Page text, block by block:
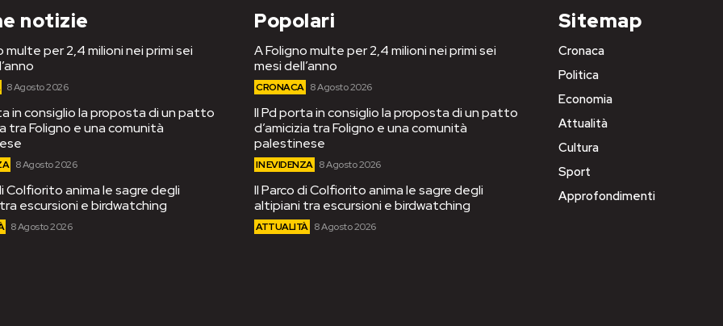
notizie
multe per 2,4 milioni nei primi sei
8 Agosto 2026
in consiglio la proposta di un patto
tra Foligno e una comunità
8 Agosto 2026
Colfiorito anima le sagre degli
escursioni e birdwatching
8 Agosto 2026
Popolari
A Foligno multe per 2,4 milioni nei primi sei
mesi dell’anno
CRONACA 8 Agosto 2026
Il Pd porta in consiglio la proposta di un patto
d’amicizia tra Foligno e una comunità
palestinese
IN EVIDENZA 8 Agosto 2026
Il Parco di Colfiorito anima le sagre degli
altipiani tra escursioni e birdwatching
ATTUALITÀ 8 Agosto 2026
Sitemap
Cronaca
Politica
Economia
Attualità
Cultura
Sport
Approfondimenti